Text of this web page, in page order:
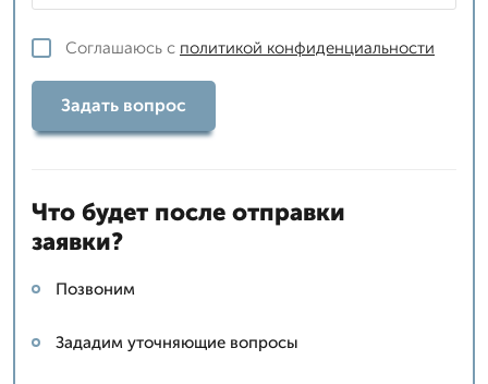
Соглашаюсь с политикой конфиденциальности
Задать вопрос
Что будет после отправки
заявки?
Позвоним
Зададим уточняющие вопросы